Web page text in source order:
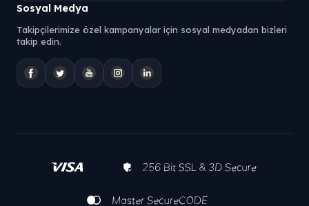
Sosyal Medya
Takipçilerimize özel kampanyalar için sosyal medyadan bizleri
takip edin.